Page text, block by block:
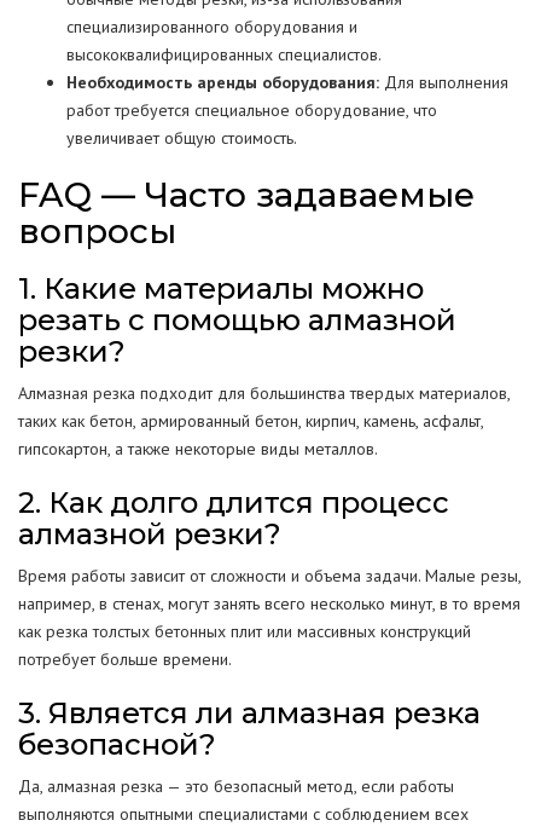
специализированного оборудования и
высококвалифицированных специалистов.
Необходимость аренды оборудования: Для выполнения
работ требуется специальное оборудование, что
увеличивает общую стоимость.
FAQ — Часто задаваемые
вопросы
1. Какие материалы можно
резать с помощью алмазной
резки?
Алмазная резка подходит для большинства твердых материалов,
таких как бетон, армированный бетон, кирпич, камень, асфальт,
гипсокартон, а также некоторые виды металлов.
2. Как долго длится процесс
алмазной резки?
Время работы зависит от сложности и объема задачи. Малые резы,
например, в стенах, могут занять всего несколько минут, в то время
как резка толстых бетонных плит или массивных конструкций
потребует больше времени.
3. Является ли алмазная резка
безопасной?
Да, алмазная резка — это безопасный метод, если работы
выполняются опытными специалистами с соблюдением всех